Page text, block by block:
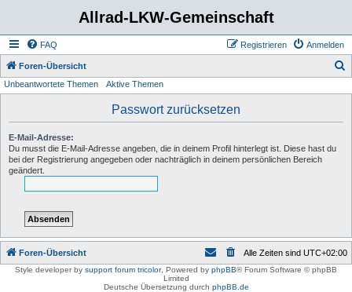
Allrad-LKW-Gemeinschaft
FAQ Anmelden
Registrieren
Foren-Übersicht
Unbeantwortete Themen Aktive Themen
Passwort zurücksetzen
E-Mail-Adresse:
Du musst die E-Mail-Adresse angeben, die in deinem Profil hinterlegt ist. Diese hast du
bei der Registrierung angegeben oder nachträglich in deinem persönlichen Bereich
geändert.
Foren-Übersicht Alle Zeiten sind UTC+02:00
Style developer by support forum tricolor, Powered by phpBB® Forum Software © phpBB
Limited
Deutsche Übersetzung durch phpBB.de